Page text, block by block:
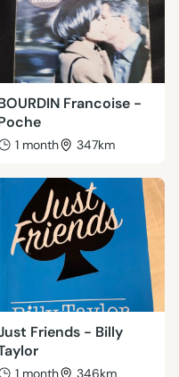
Francoise -
1 month 347km
Friends - Billy
1 month 346km